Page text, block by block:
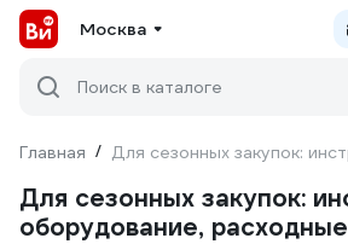
Москва
Поиск в каталоге
Главная / Для сезонных закупок:
Для сезонных закупок:
оборудование,